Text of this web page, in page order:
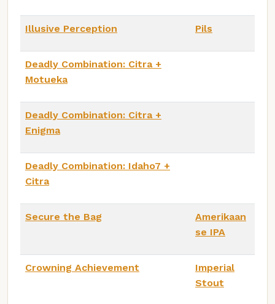
Illusive Perception Pils
Deadly Combination: Citra +
Motueka
Deadly Combination: Citra +
Enigma
Deadly Combination: Idaho7 +
Citra
Secure the Bag
Amerikaan
se IPA
Crowning Achievement
Imperial
Stout